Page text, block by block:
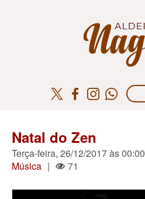
Natal do Zen
Terça-feira, 26/12/2017 às 00:00
Música | 71